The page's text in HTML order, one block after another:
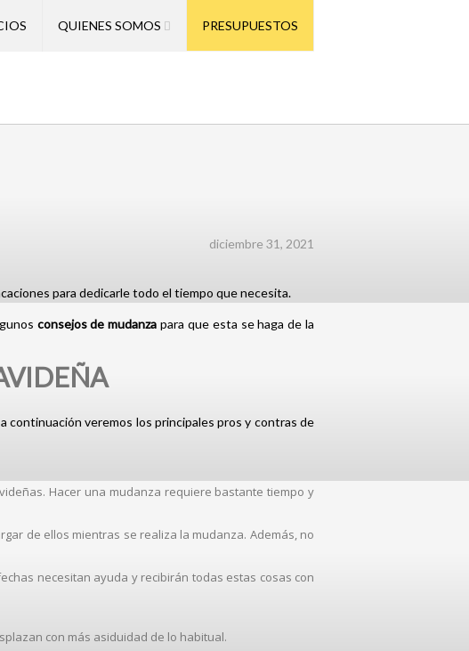
QUIENES SOMOS PRESUPUESTOS
diciembre 31, 2021
para dedicarle todo el tiempo que necesita.
consejos de mudanza para que esta se haga de la
veremos los principales pros y contras de
Hacer una mudanza requiere bastante tiempo y
de ellos mientras se realiza la mudanza. Además, no
necesitan ayuda y recibirán todas estas cosas con
con más asiduidad de lo habitual.